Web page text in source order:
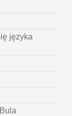
języka